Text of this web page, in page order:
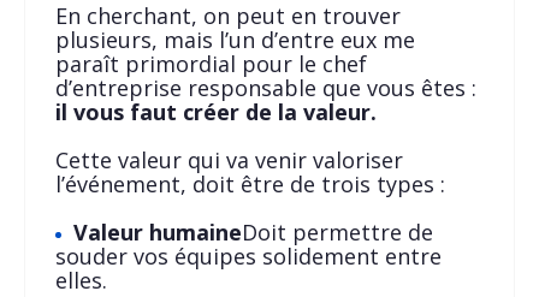
En cherchant, on peut en trouver
plusieurs, mais l’un d’entre eux me
paraît primordial pour le chef
d’entreprise responsable que vous êtes :
il vous faut créer de la valeur.
Cette valeur qui va venir valoriser
l’événement, doit être de trois types :
Valeur humaineDoit permettre de
souder vos équipes solidement entre
elles.